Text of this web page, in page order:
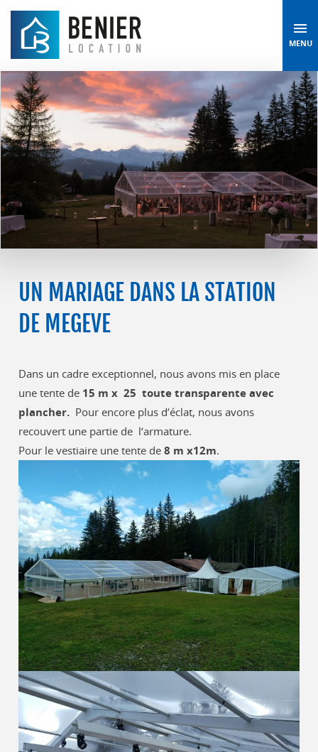
MENU
UN MARIAGE DANS LA STATION
DE MEGEVE
Dans un cadre exceptionnel, nous avons mis en place
une tente de 15 m x 25 toutetransparenteavec
plancher. Pour encore plus d’éclat, nous avons
recouvert une partie de l‘armature.
Pour le vestiaire une tente de8 m x12m.